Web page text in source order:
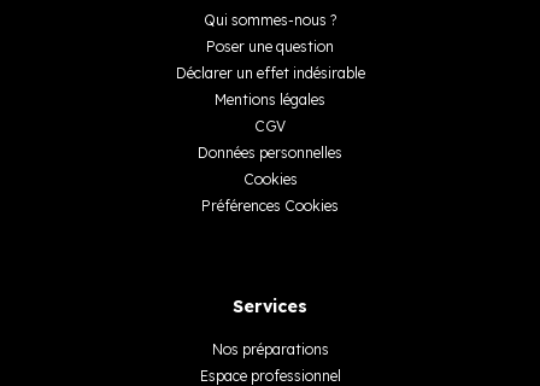
Qui sommes-nous ?
Poser une question
Déclarer un effet indésirable
Mentions légales
CGV
Données personnelles
Cookies
Préférences Cookies
Services
Nos préparations
Espace professionnel